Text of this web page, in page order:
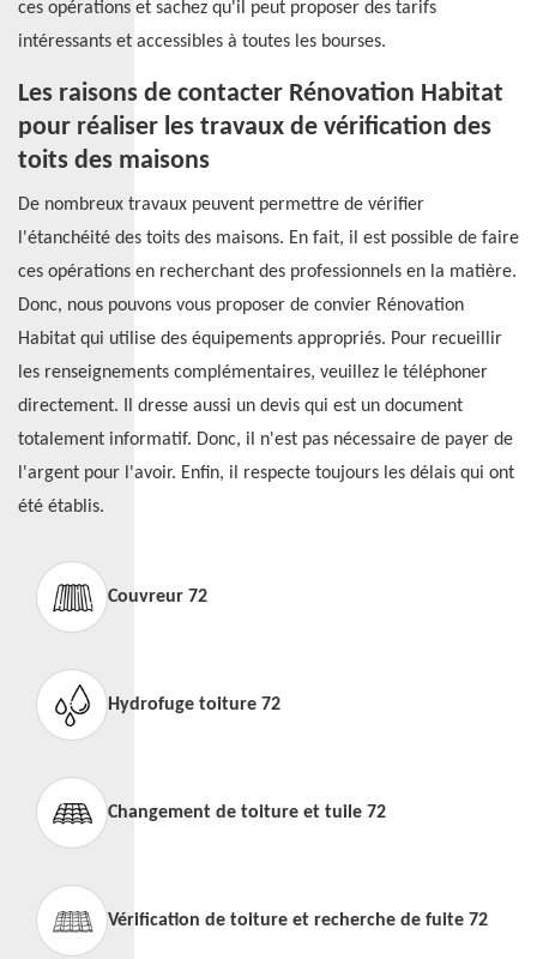
ces opérations et sachez qu'il peut proposer des tarifs
intéressants et accessibles à toutes les bourses.
Les raisons de contacter Rénovation Habitat
pour réaliser les travaux de vérification des
toits des maisons
De nombreux travaux peuvent permettre de vérifier
l'étanchéité des toits des maisons. En fait, il est possible de faire
ces opérations en recherchant des professionnels en la matière.
Donc, nous pouvons vous proposer de convier Rénovation
Habitat qui utilise des équipements appropriés. Pour recueillir
les renseignements complémentaires, veuillez le téléphoner
directement. Il dresse aussi un devis qui est un document
totalement informatif. Donc, il n'est pas nécessaire de payer de
l'argent pour l'avoir. Enfin, il respecte toujours les délais qui ont
été établis.
Couvreur 72
Hydrofuge toiture 72
Changement de toiture et tuile 72
Vérification de toiture et recherche de fuite 72